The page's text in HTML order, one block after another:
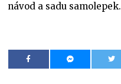
návod a sadu samolepek.